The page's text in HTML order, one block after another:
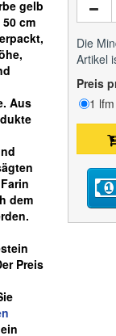
gelb
cm
Aus
dem
Preis
Die
Artikel
Preis
1